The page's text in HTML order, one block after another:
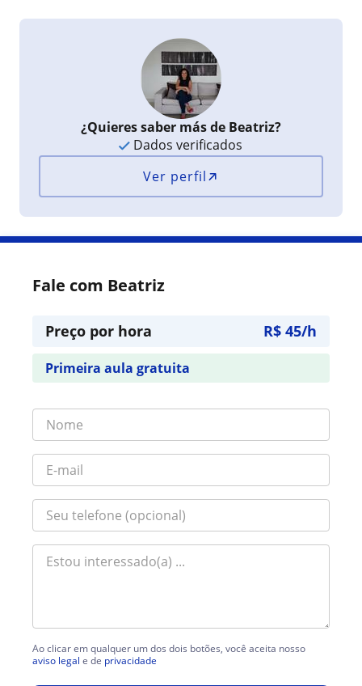
¿Quieres saber más de Beatriz?
Dados verificados
Ver perfil
Fale com Beatriz
Preço por hora R$ 45/h
Primeira aula gratuita
Ao clicar em qualquer um dos dois botões, você aceita nosso
aviso legal e de privacidade